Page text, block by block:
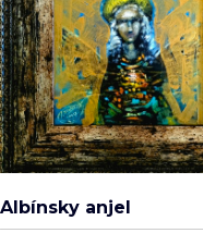
Albínsky anjel